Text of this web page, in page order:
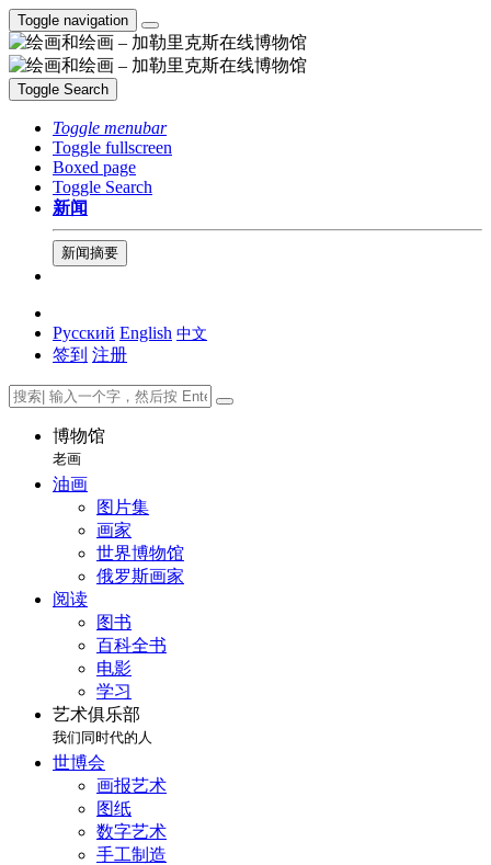
Toggle navigation
Toggle Search
Toggle menubar
Toggle fullscreen
Boxed page
Toggle Search
新闻
新闻摘要
Русский English 中文
签到 注册
博物馆
老画
油画
图片集
画家
世界博物馆
俄罗斯画家
阅读
图书
百科全书
电影
学习
艺术俱乐部
我们同时代的人
世博会
画报艺术
图纸
数字艺术
手工制造